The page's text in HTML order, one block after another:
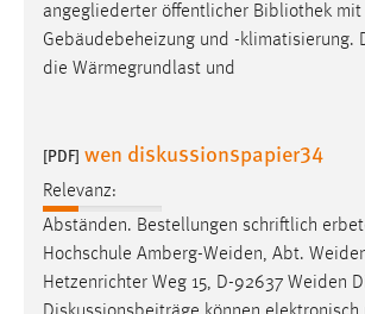
angegliederter öffentlicher Bibliothek mit
Gebäudebeheizung und -klimatisierung.
die Wärmegrundlast und
[PDF] wen diskussionspapier34
Relevanz:
Abständen. Bestellungen schriftlich
Hochschule Amberg-Weiden, Abt.
Hetzenrichter Weg 15, D-92637 Weiden
Sprachpräferenz
Name:
Das Cookie speichert die gewählte
Cookie Laufzeit:
30 Tage
Chat